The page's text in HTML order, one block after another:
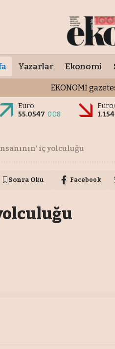
Yazarlar Ekonomi
EKONOMİ
Euro
55.0547 0.08
1.154
iç yolculuğu
Sonra Oku Facebook